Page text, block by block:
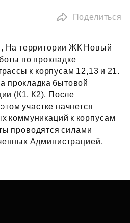
Поделиться
На территории ЖК Новый
по прокладке
к корпусам 12,13 и 21.
прокладка бытовой
(К1, К2). После
участке начнется
коммуникаций к корпусам
проводятся силами
Администрацией.